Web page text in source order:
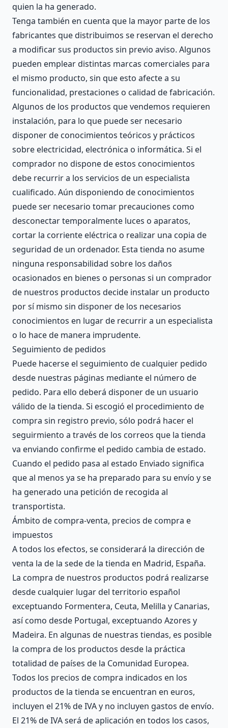
quien la ha generado.
Tenga también en cuenta que la mayor parte de los
fabricantes que distribuimos se reservan el derecho
a modificar sus productos sin previo aviso. Algunos
pueden emplear distintas marcas comerciales para
el mismo producto, sin que esto afecte a su
funcionalidad, prestaciones o calidad de fabricación.
Algunos de los productos que vendemos requieren
instalación, para lo que puede ser necesario
disponer de conocimientos teóricos y prácticos
sobre electricidad, electrónica o informática. Si el
comprador no dispone de estos conocimientos
debe recurrir a los servicios de un especialista
cualificado. Aún disponiendo de conocimientos
puede ser necesario tomar precauciones como
desconectar temporalmente luces o aparatos,
cortar la corriente eléctrica o realizar una copia de
seguridad de un ordenador. Esta tienda no asume
ninguna responsabilidad sobre los daños
ocasionados en bienes o personas si un comprador
de nuestros productos decide instalar un producto
por sí mismo sin disponer de los necesarios
conocimientos en lugar de recurrir a un especialista
o lo hace de manera imprudente.
Seguimiento de pedidos
Puede hacerse el seguimiento de cualquier pedido
desde nuestras páginas mediante el número de
pedido. Para ello deberá disponer de un usuario
válido de la tienda. Si escogió el procedimiento de
compra sin registro previo, sólo podrá hacer el
seguirmiento a través de los correos que la tienda
va enviando confirme el pedido cambia de estado.
Cuando el pedido pasa al estado Enviado significa
que al menos ya se ha preparado para su envío y se
ha generado una petición de recogida al
transportista.
Ámbito de compra-venta, precios de compra e
impuestos
A todos los efectos, se considerará la dirección de
venta la de la sede de la tienda en Madrid, España.
La compra de nuestros productos podrá realizarse
desde cualquier lugar del territorio español
exceptuando Formentera, Ceuta, Melilla y Canarias,
así como desde Portugal, exceptuando Azores y
Madeira. En algunas de nuestras tiendas, es posible
la compra de los productos desde la práctica
totalidad de países de la Comunidad Europea.
Todos los precios de compra indicados en los
productos de la tienda se encuentran en euros,
incluyen el 21% de IVA y no incluyen gastos de envío.
El 21% de IVA será de aplicación en todos los casos,